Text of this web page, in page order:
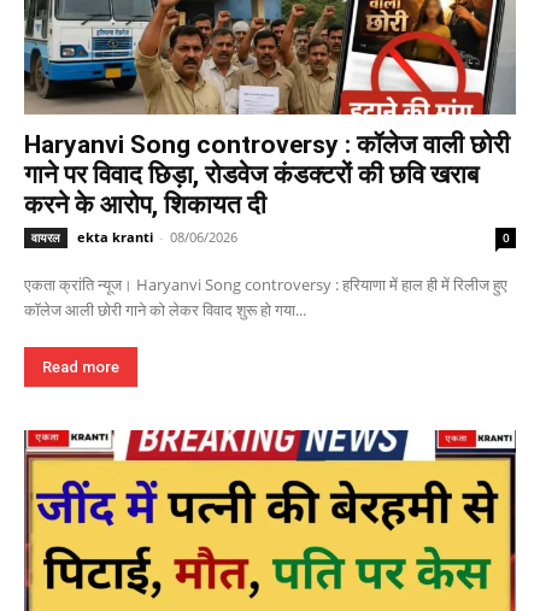
Haryanvi Song controversy : कॉलेज वाली छोरी
गाने पर विवाद छिड़ा, रोडवेज कंडक्टरों की छवि खराब
करने के आरोप, शिकायत दी
वायरल ekta kranti - 08/06/2026 0
एकता क्रांति न्यूज। Haryanvi Song controversy : हरियाणा में हाल ही में रिलीज हुए
कॉलेज आली छोरी गाने को लेकर विवाद शुरू हो गया...
Read more